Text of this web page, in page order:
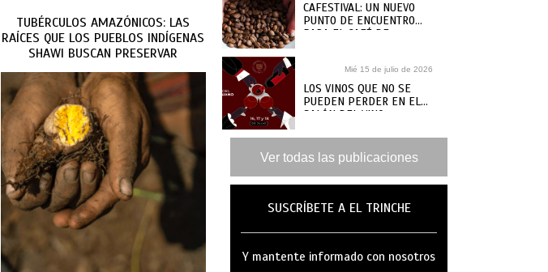
TUBÉRCULOS AMAZÓNICOS: LAS
RAÍCES QUE LOS PUEBLOS INDÍGENAS
SHAWI BUSCAN PRESERVAR
Por: Mater
CAFESTIVAL: UN NUEVO
PUNTO DE ENCUENTRO
PARA EL CAFÉ DE
Mié 15 de julio de 2026
LOS VINOS QUE NO SE
PUEDEN PERDER EN EL
SALÓN DEL VINO
Ver todas las publicaciones
SUSCRÍBETE A EL TRINCHE
Y mantente informado con nosotros